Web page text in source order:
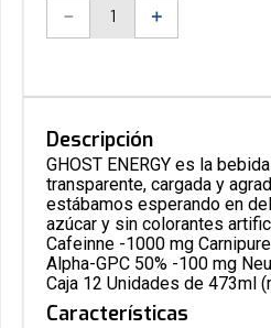
＋
－
Descripción
GHOST ENERGY es la
transparente, cargada y
estábamos esperando en
azúcar y sin colorantes
Cafeinne -1000 mg
Alpha-GPC 50% -100 mg
Caja 12 Unidades de 473ml
Características